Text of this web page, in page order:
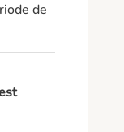
de